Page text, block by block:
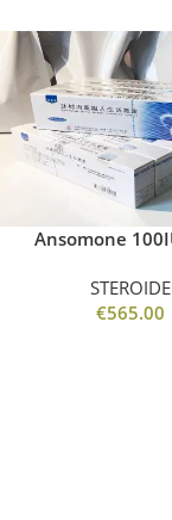
Ansomone
STEROIDE
€565.00